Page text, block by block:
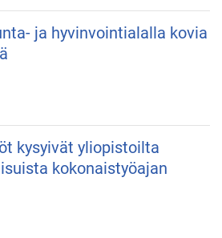
ja hyvinvointialalla kovia
kysyivät yliopistoilta
kokonaistyöajan